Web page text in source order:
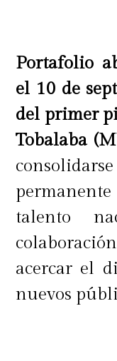
Portafolio
el 10 de
del primer
Tobalaba
talento
acercar el
nuevos